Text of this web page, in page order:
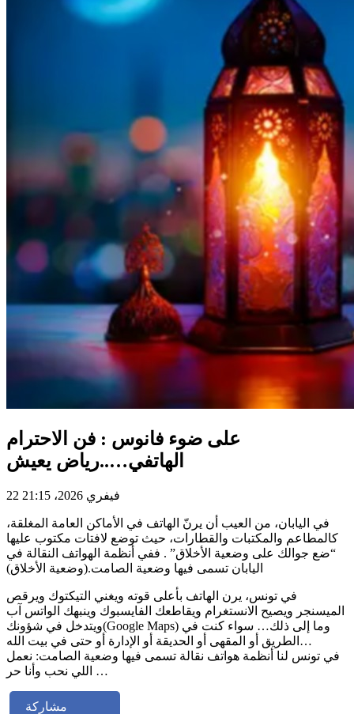
على ضوء فانوس : فن الاحترام
الهاتفي…..رياض يعيش
22 فيفري 2026، 21:15
في اليابان، من العيب أن يرنّ الهاتف في الأماكن العامة المغلقة،
كالمطاعم والمكتبات والقطارات، حيث توضع لافتات مكتوب عليها
“ضع جوالك على وضعية الأخلاق” . ففي أنظمة الهواتف النقالة في
اليابان تسمى فيها وضعية الصامت.(وضعية الأخلاق)
في تونس، يرن الهاتف بأعلى قوته ويغني التيكتوك ويرقص
الميسنجر ويصيح الانستغرام ويقاطعك الفايسبوك وينبهك الواتس آب
ويتدخل في شؤونك(Google Maps) وما إلى ذلك… سواء كنت في
الطريق أو المقهى أو الحديقة أو الإدارة أو حتى في بيت الله…
في تونس لنا أنظمة هواتف نقالة تسمى فيها وضعية الصامت: نعمل
اللي نحب وأنا حر …
مشاركة